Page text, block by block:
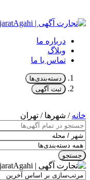
درباره ما
وبلاگ
تماس با ما
دسته‌بندی‌ها
ثبت آگهی
خانه / شهرها / تهران
جستجو